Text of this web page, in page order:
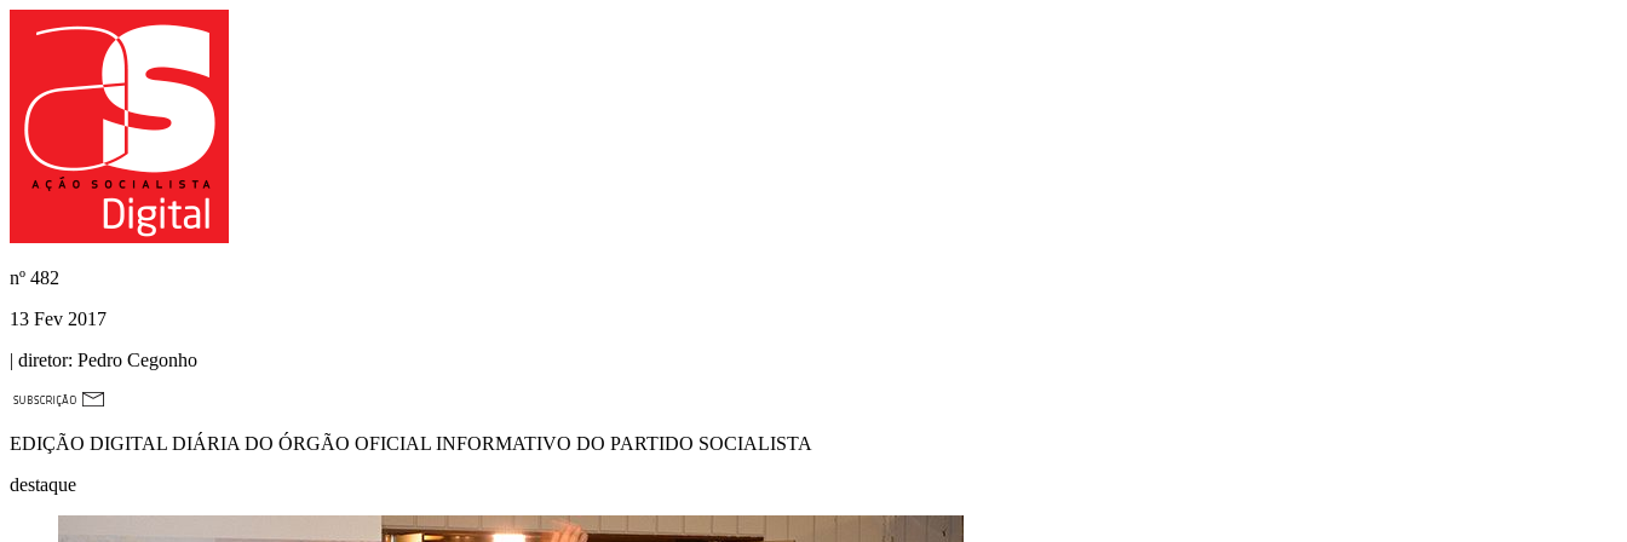
nº 482
13 Fev 2017
| diretor: Pedro Cegonho
EDIÇÃO DIGITAL DIÁRIA DO ÓRGÃO OFICIAL INFORMATIVO DO PARTIDO SOCIALISTA
destaque